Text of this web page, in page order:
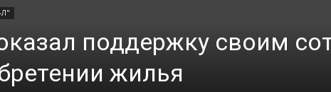
Л"
поддержку своим
жилья